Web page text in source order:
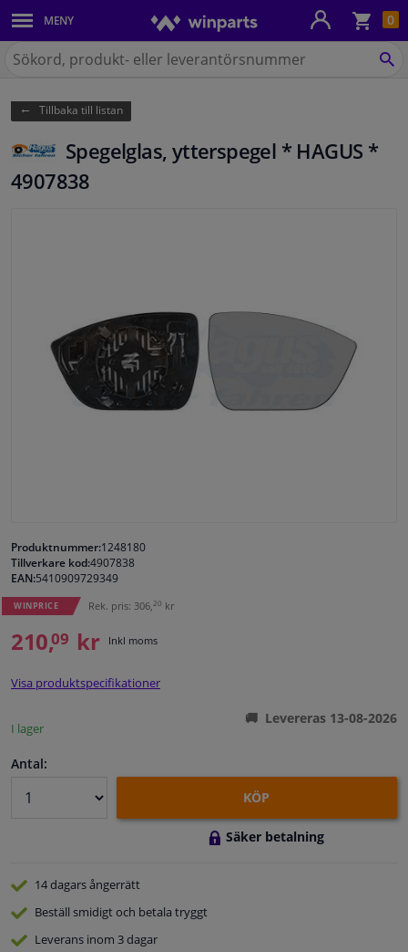
0
MENY
Karosseri
Belysning
Bromssystem
Avgassystem
Filter & Vätskor
Bagage & Transport
Bilvård & Tillbehör
Verkstad & Verktyg
Husbil, motorcykel, cykel & båt
Sensorer & Elsystem
på
Tillbaka till listan
Spegelglas, ytterspegel * HAGUS *
4907838
Produktnummer:1248180
Tillverkare kod:4907838
EAN:5410909729349
WINPRICE Rek. pris: 306, 20 kr
210,09 kr Inkl moms
Visa produktspecifikationer
I lager
Levereras 13-08-2026
Antal:
KÖP
Säker betalning
14 dagarsångerrätt
Beställ smidigt och betala tryggt
Leverans inom 3 dagar